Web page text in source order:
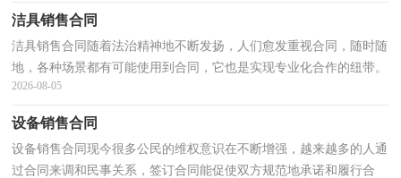
洁具销售合同
洁具销售合同随着法治精神地不断发扬，人们愈发重视合同，随时随
地，各种场景都有可能使用到合同，它也是实现专业化合作的纽带。
知道吗，写合同可是有方法的哦，以下是小编整理的洁具销...
2026-08-05
设备销售合同
设备销售合同现今很多公民的维权意识在不断增强，越来越多的人通
过合同来调和民事关系，签订合同能促使双方规范地承诺和履行合